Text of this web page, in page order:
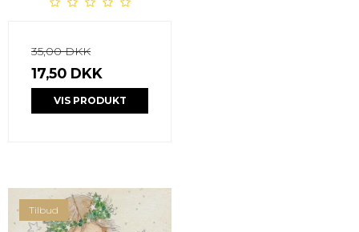
35,00 DKK
17,50 DKK
VIS PRODUKT
Tilbud